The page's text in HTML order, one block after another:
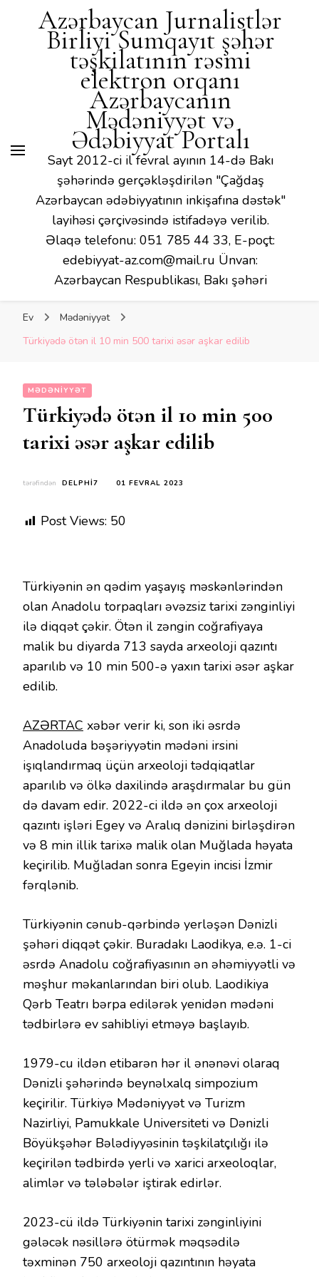
Mədəniyyət və Ədəbiyyat
Portalı
Azərbaycan Jurnalistlər
Birliyi Sumqayıt şəhər
təşkilatının rəsmi
elektron orqanı
Azərbaycanın
Mədəniyyət və
Ədəbiyyat Portalı
Sayt 2012-ci il fevral ayının 14-də Bakı
şəhərində gerçəkləşdirilən "Çağdaş
Azərbaycan ədəbiyyatının inkişafına dəstək"
layihəsi çərçivəsində istifadəyə verilib.
Əlaqə telefonu: 051 785 44 33, E-poçt:
edebiyyat-az.com@mail.ru Ünvan:
Azərbaycan Respublikası, Bakı şəhəri
Ev
Mədəniyyət
Türkiyədə ötən il 10 min 500 tarixi əsər aşkar edilib
MƏDƏNIYYƏT
Türkiyədə ötən il 10 min 500
tarixi əsər aşkar edilib
tərəfindən DELPHI7 01 FEVRAL 2023
Post Views: 50
Türkiyənin ən qədim yaşayış məskənlərindən
olan Anadolu torpaqları əvəzsiz tarixi zənginliyi
ilə diqqət çəkir. Ötən il zəngin coğrafiyaya
malik bu diyarda 713 sayda arxeoloji qazıntı
aparılıb və 10 min 500-ə yaxın tarixi əsər aşkar
edilib.
AZƏRTAC xəbər verir ki, son iki əsrdə
Anadoluda bəşəriyyətin mədəni irsini
işıqlandırmaq üçün arxeoloji tədqiqatlar
aparılıb və ölkə daxilində araşdırmalar bu gün
də davam edir. 2022-ci ildə ən çox arxeoloji
qazıntı işləri Egey və Aralıq dənizini birləşdirən
və 8 min illik tarixə malik olan Muğlada həyata
keçirilib. Muğladan sonra Egeyin incisi İzmir
fərqlənib.
Türkiyənin cənub-qərbində yerləşən Dənizli
şəhəri diqqət çəkir. Buradakı Laodikya, e.ə. 1-ci
əsrdə Anadolu coğrafiyasının ən əhəmiyyətli və
məşhur məkanlarından biri olub. Laodikiya
Qərb Teatrı bərpa edilərək yenidən mədəni
tədbirlərə ev sahibliyi etməyə başlayıb.
1979-cu ildən etibarən hər il ənənəvi olaraq
Dənizli şəhərində beynəlxalq simpozium
keçirilir. Türkiyə Mədəniyyət və Turizm
Nazirliyi, Pamukkale Universiteti və Dənizli
Böyükşəhər Bələdiyyəsinin təşkilatçılığı ilə
keçirilən tədbirdə yerli və xarici arxeoloqlar,
alimlər və tələbələr iştirak edirlər.
2023-cü ildə Türkiyənin tarixi zənginliyini
gələcək nəsillərə ötürmək məqsədilə
təxminən 750 arxeoloji qazıntının həyata